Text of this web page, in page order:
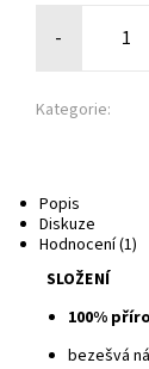
-
Kategorie:
Popis
Diskuze
Hodnocení (1)
SLOŽENÍ
100%
bezešvá